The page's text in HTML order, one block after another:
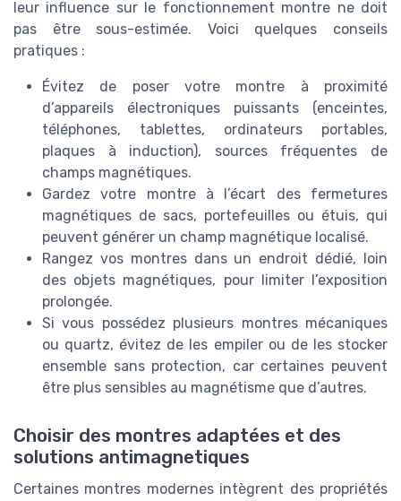
leur influence sur le fonctionnement montre ne doit
pas être sous-estimée. Voici quelques conseils
pratiques :
Évitez de poser votre montre à proximité
d’appareils électroniques puissants (enceintes,
téléphones, tablettes, ordinateurs portables,
plaques à induction), sources fréquentes de
champs magnétiques.
Gardez votre montre à l’écart des fermetures
magnétiques de sacs, portefeuilles ou étuis, qui
peuvent générer un champ magnétique localisé.
Rangez vos montres dans un endroit dédié, loin
des objets magnétiques, pour limiter l’exposition
prolongée.
Si vous possédez plusieurs montres mécaniques
ou quartz, évitez de les empiler ou de les stocker
ensemble sans protection, car certaines peuvent
être plus sensibles au magnétisme que d’autres.
Choisir des montres adaptées et des
solutions antimagnetiques
Certaines montres modernes intègrent des propriétés